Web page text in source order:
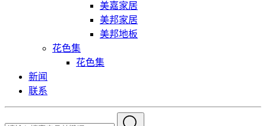
美嘉家居
美邦家居
美邦地板
花色集
花色集
新闻
联系